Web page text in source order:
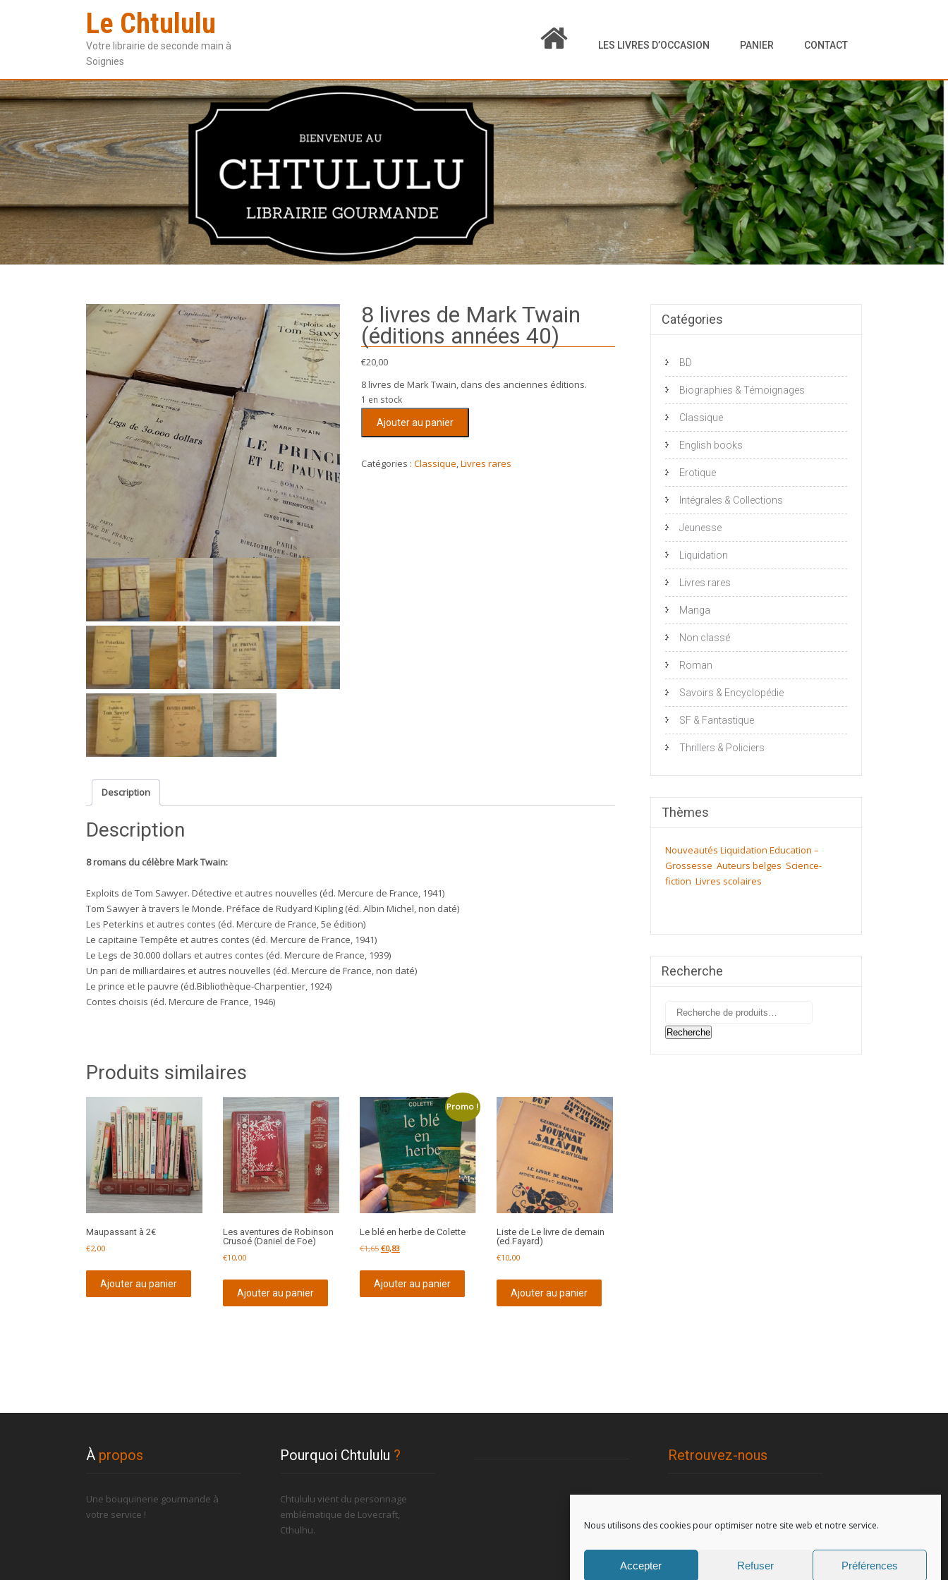
Nous utilisons des cookies pour optimiser notre site web et notre service.
Accepter Refuser Préférences
Le Chtululu
Votre librairie de seconde main à
Soignies
LES LIVRES D’OCCASION PANIER CONTACT
8 livres de Mark Twain
(éditions années 40)
€20,00
8 livres de Mark Twain, dans des anciennes éditions.
1 en stock
livres
Ajouter au panier
Catégories : Classique,Livres rares
Description
Description
8 romans du célèbre Mark Twain:
Exploits de Tom Sawyer. Détective et autres nouvelles (éd. Mercure de France, 1941)
Tom Sawyer à travers le Monde. Préface de Rudyard Kipling (éd. Albin Michel, non daté)
Les Peterkins et autres contes (éd. Mercure de France, 5e édition)
Le capitaine Tempête et autres contes (éd. Mercure de France, 1941)
Le Legs de 30.000 dollars et autres contes (éd. Mercure de France, 1939)
Un pari de milliardaires et autres nouvelles (éd. Mercure de France, non daté)
Le prince et le pauvre (éd.Bibliothèque-Charpentier, 1924)
Contes choisis (éd. Mercure de France, 1946)
Produits similaires
Maupassant à 2€
€2,00
Ajouter au panier
Les aventures de Robinson
Crusoé (Daniel de Foe)
€10,00
Ajouter au panier
Promo !
Le blé en herbe de Colette
€1,65 Le
initial
€0,83Le
Ajouter au panier
Liste de Le livre de demain
(ed.Fayard)
€10,00
Ajouter au panier
Catégories
BD
Biographies & Témoignages
Classique
English books
Erotique
Intégrales & Collections
Jeunesse
Liquidation
Livres rares
Manga
Non classé
Roman
Savoirs & Encyclopédie
SF & Fantastique
Thrillers & Policiers
Thèmes
Nouveautés Liquidation Education –
Grossesse Auteurs belges Science-
fiction Livres scolaires
Recherche
Recherche
pour :
Recherche
À propos
Une bouquinerie gourmande à
votre service !
Pourquoi Chtululu ?
Chtululu vient du personnage
emblématique de Lovecraft,
Cthulhu.
Retrouvez-nous